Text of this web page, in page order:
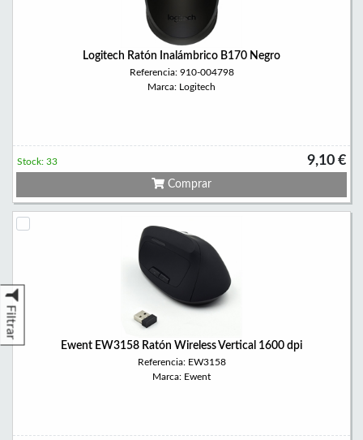
Filtrar
Logitech Ratón Inalámbrico B170 Negro
Referencia: 910-004798
Marca: Logitech
9,10 €
Stock: 33
Comprar
Ewent EW3158 Ratón Wireless Vertical 1600 dpi
Referencia: EW3158
Marca: Ewent